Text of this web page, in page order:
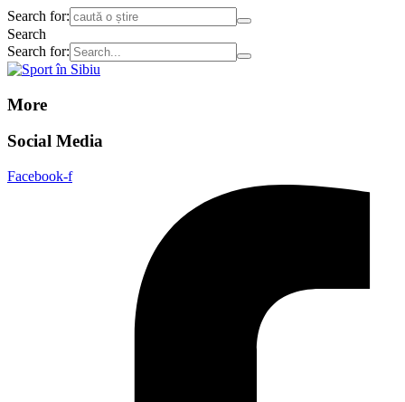
Search for:
Search
Search for:
More
Social Media
Facebook-f